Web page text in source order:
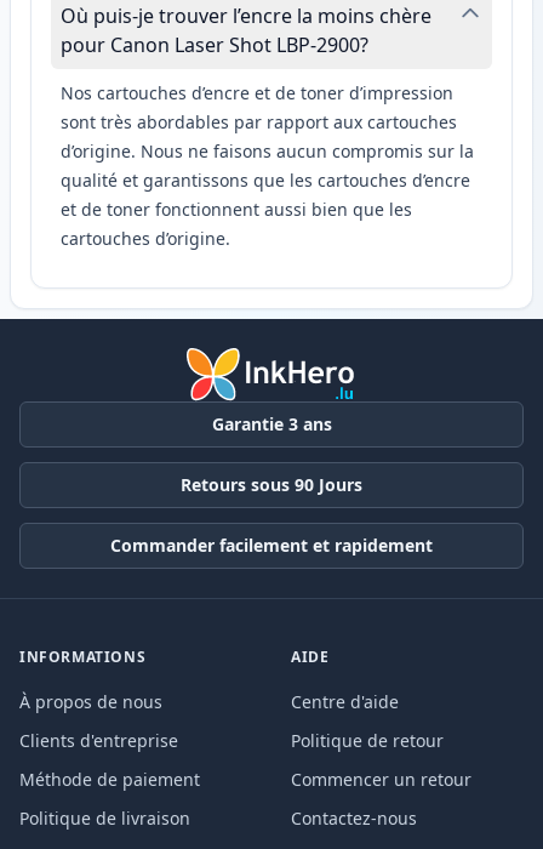
Où puis-je trouver l’encre la moins chère
pour Canon Laser Shot LBP-2900?
Nos cartouches d’encre et de toner d’impression
sont très abordables par rapport aux cartouches
d’origine. Nous ne faisons aucun compromis sur la
qualité et garantissons que les cartouches d’encre
et de toner fonctionnent aussi bien que les
cartouches d’origine.
Garantie 3 ans
Retours sous 90 Jours
Commander facilement et rapidement
INFORMATIONS
À propos de nous
Clients d'entreprise
Méthode de paiement
Politique de livraison
AIDE
Centre d'aide
Politique de retour
Commencer un retour
Contactez-nous